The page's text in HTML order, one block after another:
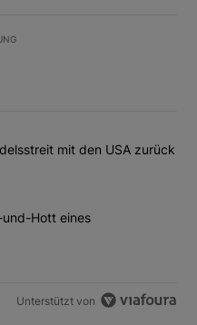
meisten kommentierten
schlägt im Handelsstreit
mit den USA zurück
Aufsteiger: Hüst-und-Hott
Hott eines
Unterstützt von